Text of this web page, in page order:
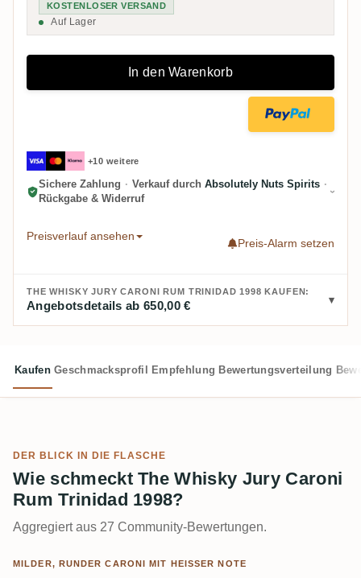
KOSTENLOSER VERSAND
Auf Lager
In den Warenkorb
+10 weitere
Sichere Zahlung · Verkauf durch Absolutely Nuts Spirits ·
Rückgabe & Widerruf
Preisverlauf ansehen
Preis-Alarm setzen
THE WHISKY JURY CARONI RUM TRINIDAD 1998 KAUFEN:
Angebotsdetails ab 650,00 €
Kaufen Geschmacksprofil Empfehlung Bewertungsverteilung
DER BLICK IN DIE FLASCHE
Wie schmeckt The Whisky Jury Caroni
Rum Trinidad 1998?
Aggregiert aus 27 Community-Bewertungen.
MILDER, RUNDER CARONI MIT HEISSER NOTE